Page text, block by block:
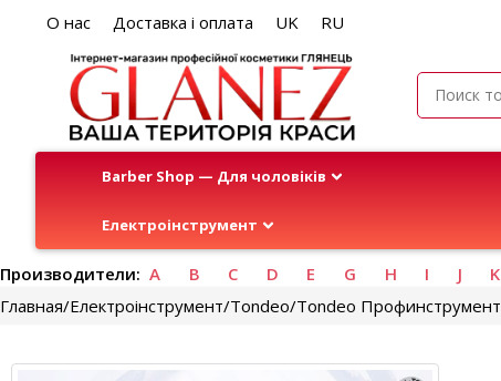
О нас Доставка і оплата UK RU
Barber Shop — Для чоловіків
Електроінструмент
Производители: A B C D E G H I J K
Главная Електроінструмент Tondeo Tondeo Профинструмент